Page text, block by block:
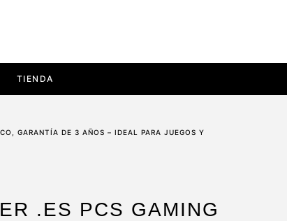
TIENDA
GARANTÍA DE 3 AÑOS – IDEAL PARA JUEGOS Y
.ES PCS GAMING